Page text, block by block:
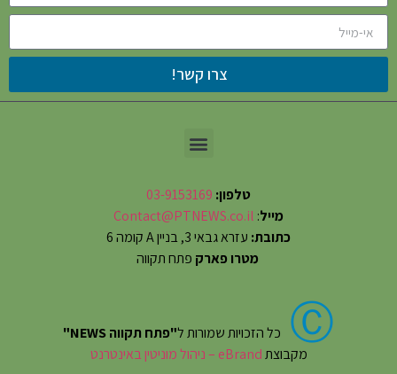
צרו קשר!
טלפון: 03-9153169
מייל:
Contact@PTNEWS.co.il
כתובת: עזרא גבאי 3, בניין A קומה 6
מטרו פארק פתח תקווה
Ⓒ כל הזכויות שמורות ל"פתח תקווה NEWS"
מקבוצתeBrand – ניהול מוניטין באינטרנט